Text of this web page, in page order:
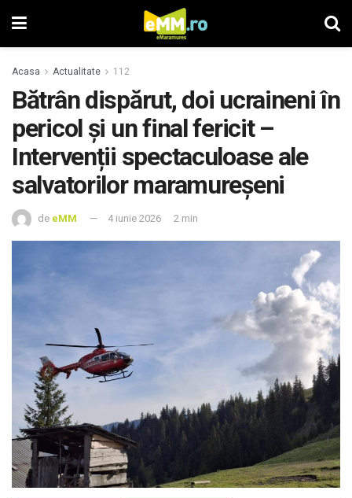
Acasa Actualitate 112
Bătrân dispărut, doi ucraineni în
pericol și un final fericit –
Intervenții spectaculoase ale
salvatorilor maramureșeni
de eMM 4 iunie 2026 2 min